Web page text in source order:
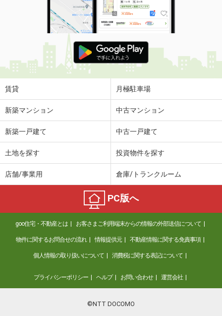
賃貸 月極駐車場
新築マンション 中古マンション
新築一戸建て 中古一戸建て
土地を探す 投資物件を探す
店舗/事業用 倉庫/トランクルーム
PC版へ
goo住宅・不動産とは お客さまご利用端末からの情報の外部送信について
物件に関するお問合せの流れ 情報提供元 不動産情報に関する免責事項
個人情報の取り扱いについて 消費税に関する表記について
プライバシーポリシー ヘルプ お問い合わせ 運営会社
©NTT DOCOMO